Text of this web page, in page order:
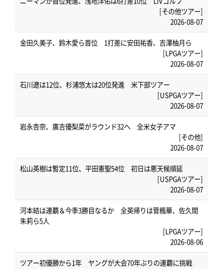
[その他ツアー]
2026-08-07
金田久美子、鈴木愛ら首位 1打差に安田祐香、吉澤柚月ら
[LPGAツアー]
2026-08-07
石川遼は12位、杉浦悠太は20位発進 米下部ツアー
[USPGAツアー]
2026-08-07
岩永杏奈、廣吉優梨菜がラウンド32へ 全米女子アマ
[その他]
2026-08-07
松山英樹は暫定11位、平田憲聖54位 初日は悪天候順延
[USPGAツアー]
2026-08-07
河本結は連覇＆今季3勝目なるか 全英帰りは菅楓華、佐久間
朱莉ら5人
[LPGAツアー]
2026-08-06
ツアー初優勝から1年 ヤングが大会70年ぶりの連覇に挑戦